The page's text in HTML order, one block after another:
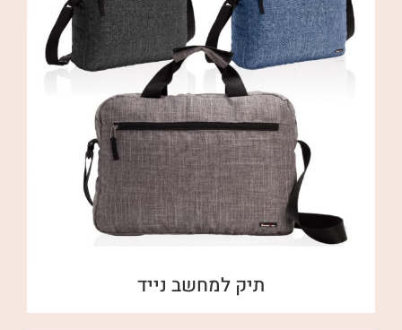
תיק למחשב נייד